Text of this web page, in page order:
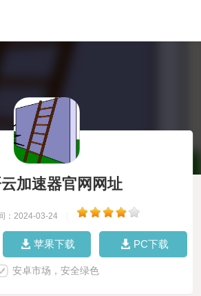
加速器官网网址
：2024-03-24
苹果下载 PC下载
安卓市场，安全绿色